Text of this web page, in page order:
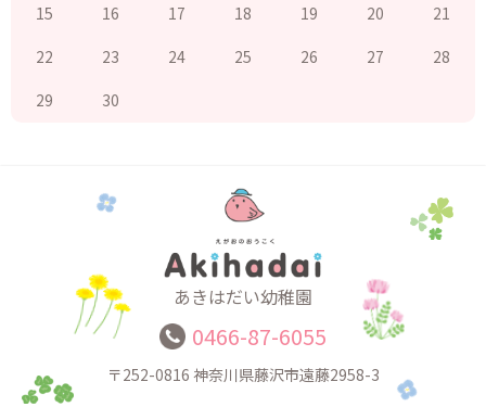
15
16 17 18 19 20
21
22
23 24 25 26 27
28
29
30
あきはだい幼稚園
0466-87-6055
〒252-0816 神奈川県藤沢市遠藤2958-3